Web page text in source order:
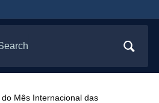
Mês Internacional das